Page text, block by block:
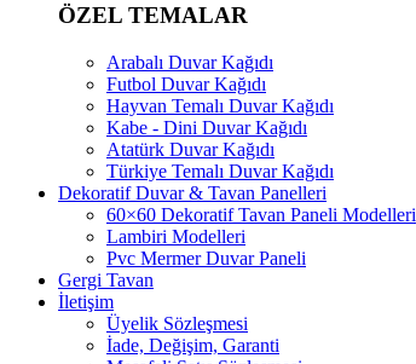
ÖZEL TEMALAR
Arabalı Duvar Kağıdı
Futbol Duvar Kağıdı
Hayvan Temalı Duvar Kağıdı
Kabe - Dini Duvar Kağıdı
Atatürk Duvar Kağıdı
Türkiye Temalı Duvar Kağıdı
Dekoratif Duvar & Tavan Panelleri
60×60 Dekoratif Tavan Paneli Modelleri
Lambiri Modelleri
Pvc Mermer Duvar Paneli
Gergi Tavan
İletişim
Üyelik Sözleşmesi
İade, Değişim, Garanti